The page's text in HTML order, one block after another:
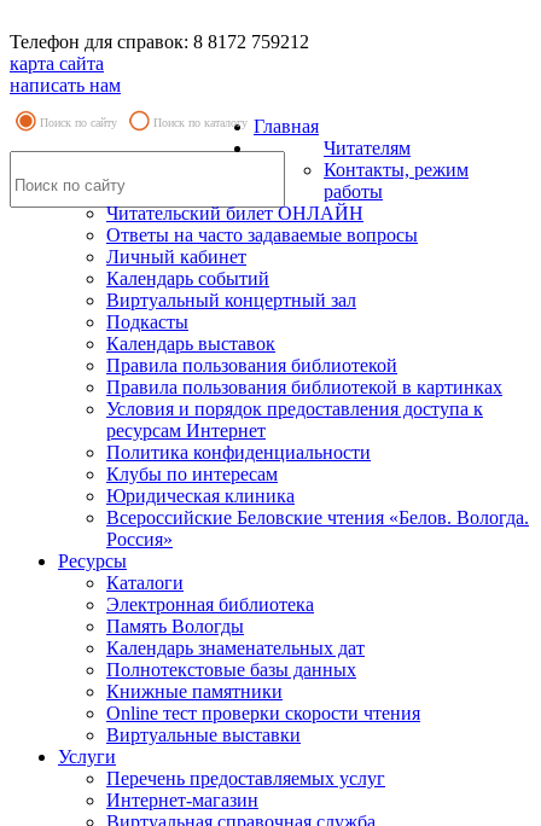
Телефон для справок: 8 8172 759212
карта сайта
написать нам
Поиск по сайту Поиск по каталогу Главная
Читателям
Контакты, режим
работы
Читательский билет ОНЛАЙН
Ответы на часто задаваемые вопросы
Личный кабинет
Календарь событий
Виртуальный концертный зал
Подкасты
Календарь выставок
Правила пользования библиотекой
Правила пользования библиотекой в картинках
Условия и порядок предоставления доступа к
ресурсам Интернет
Политика конфиденциальности
Клубы по интересам
Юридическая клиника
Всероссийские Беловские чтения «Белов. Вологда.
Россия»
Ресурсы
Каталоги
Электронная библиотека
Память Вологды
Календарь знаменательных дат
Полнотекстовые базы данных
Книжные памятники
Online тест проверки скорости чтения
Виртуальные выставки
Услуги
Перечень предоставляемых услуг
Интернет-магазин
Виртуальная справочная служба